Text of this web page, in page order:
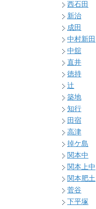
西石田
新治
成田
中村新田
中舘
直井
徳持
辻
築地
知行
田宿
高津
掉ケ島
関本中
関本上中
関本肥土
菅谷
下平塚